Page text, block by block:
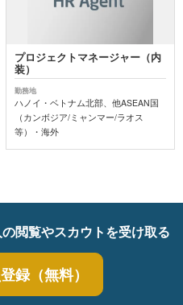
プロジェクトマネージャー（内
装）
勤務地
ハノイ・ベトナム北部、他ASEAN国
（カンボジア/ミャンマー/ラオス
等）・海外
閲覧やスカウトを受け取る
録（無料）